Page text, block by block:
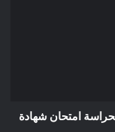
امتحان شهادة